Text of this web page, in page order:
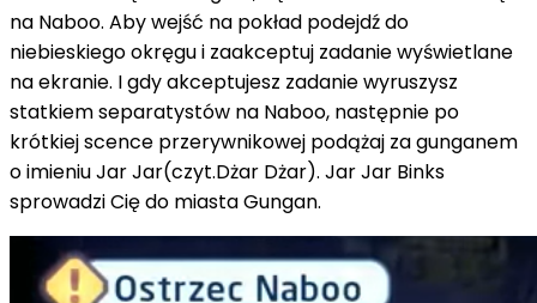
na Naboo. Aby wejść na pokład podejdź do
niebieskiego okręgu i zaakceptuj zadanie wyświetlane
na ekranie. I gdy akceptujesz zadanie wyruszysz
statkiem separatystów na Naboo, następnie po
krótkiej scence przerywnikowej podążaj za gunganem
o imieniu Jar Jar(czyt.Dżar Dżar). Jar Jar Binks
sprowadzi Cię do miasta Gungan.